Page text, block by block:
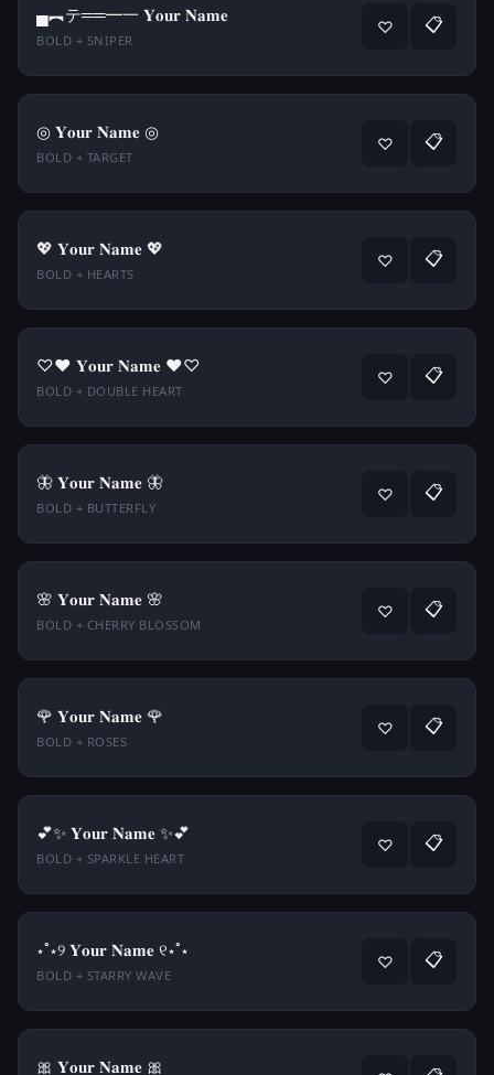
▄︻テ══━一 𝐘𝐨𝐮𝐫 𝐍𝐚𝐦𝐞
BOLD + SNIPER
♡ 📋
◎ 𝐘𝐨𝐮𝐫 𝐍𝐚𝐦𝐞 ◎
BOLD + TARGET
♡ 📋
💖 𝐘𝐨𝐮𝐫 𝐍𝐚𝐦𝐞 💖
BOLD + HEARTS
♡ 📋
♡♥ 𝐘𝐨𝐮𝐫 𝐍𝐚𝐦𝐞 ♥♡
BOLD + DOUBLE HEART
♡ 📋
🦋 𝐘𝐨𝐮𝐫 𝐍𝐚𝐦𝐞 🦋
BOLD + BUTTERFLY
♡ 📋
🌸 𝐘𝐨𝐮𝐫 𝐍𝐚𝐦𝐞 🌸
BOLD + CHERRY BLOSSOM
♡ 📋
🌹 𝐘𝐨𝐮𝐫 𝐍𝐚𝐦𝐞 🌹
BOLD + ROSES
♡ 📋
💕✨ 𝐘𝐨𝐮𝐫 𝐍𝐚𝐦𝐞 ✨💕
BOLD + SPARKLE HEART
♡ 📋
⋆˚⋆୨ 𝐘𝐨𝐮𝐫 𝐍𝐚𝐦𝐞 ୧⋆˚⋆
BOLD + STARRY WAVE
♡ 📋
🎀 𝐘𝐨𝐮𝐫 𝐍𝐚𝐦𝐞 🎀